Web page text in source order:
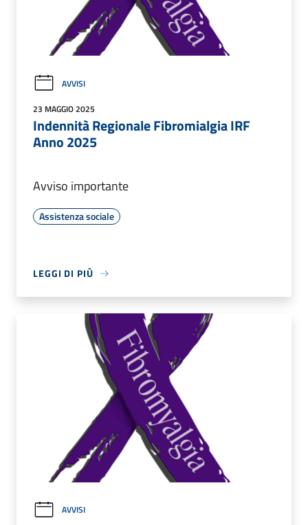
AVVISI
23 MAGGIO 2025
Indennità Regionale Fibromialgia IRF
Anno 2025
Avviso importante
Assistenza sociale
LEGGI DI PIÙ
AVVISI